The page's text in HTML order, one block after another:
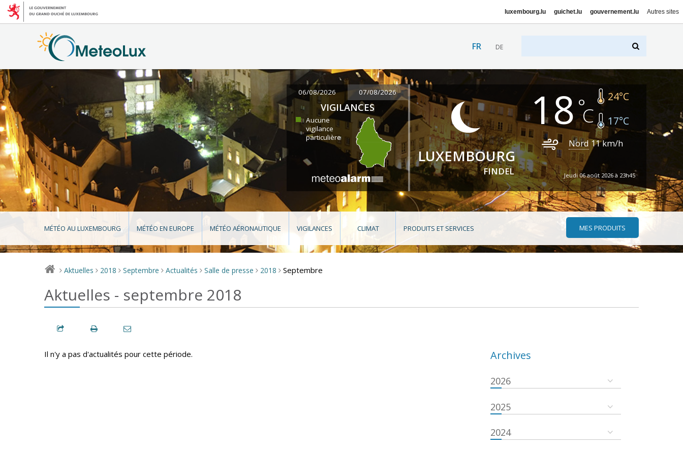
luxembourg.lu guichet.lu gouvernement.lu Autres sites
FR DE
06/08/2026 07/08/2026
VIGILANCES
Aucune
vigilance
particulière
LUXEMBOURG
FINDEL
18 24°C
17°C
Nord 11km/h
Jeudi 06 août 2026 à 23h45
MÉTÉO AU LUXEMBOURG MÉTÉO EN EUROPE MÉTÉO AÉRONAUTIQUE VIGILANCES CLIMAT PRODUITS ET SERVICES MES PRODUITS
> Aktuelles > 2018 > Septembre > Actualités > Salle de presse > 2018 > Septembre
Aktuelles - septembre 2018
Il n'y a pas d'actualités pour cette période. Archives
2026
2025
2024